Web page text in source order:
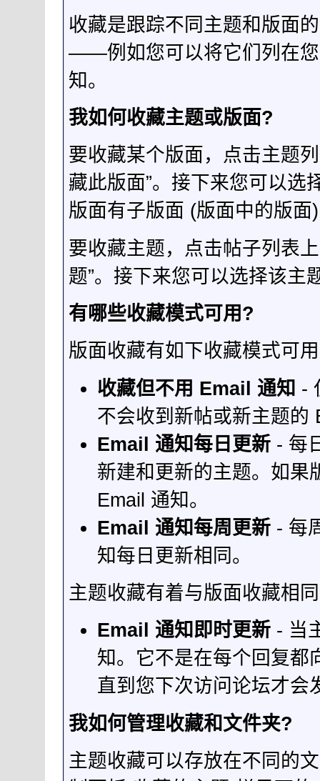
收藏是跟踪不同主题和版面
——例如您可以将它们列在
知。
我如何收藏主题或版面?
要收藏某个版面，点击主题
藏此版面”。接下来您可以选
版面有子版面 (版面中的版
要收藏主题，点击帖子列表
题”。接下来您可以选择该主
有哪些收藏模式可用?
版面收藏有如下收藏模式可
收藏但不用 Email 通知 -
不会收到新帖或新主题的
Email 通知每日更新- 每
新建和更新的主题。如果
Email 通知。
Email 通知每周更新- 每
知每日更新相同。
主题收藏有着与版面收藏相
Email 通知即时更新- 当
知。它不是在每个回复都
直到您下次访问论坛才会
我如何管理收藏和文件夹?
主题收藏可以存放在不同的